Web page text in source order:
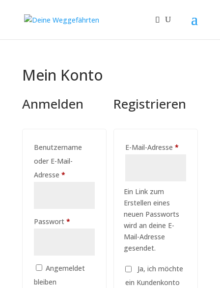
Mein Konto
Anmelden
Benutzername
oder E-Mail-
Adresse *Erforderlich
Passwort *Erforderlich
Angemeldet
bleiben
Registrieren
E-Mail-Adresse*
Ein Link zum
Erstellen eines
neuen Passworts
wird an deine E-
Mail-Adresse
gesendet.
Ja, ich möchte
ein Kundenkonto